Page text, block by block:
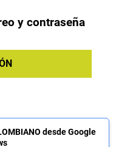
y contraseña
desde Google